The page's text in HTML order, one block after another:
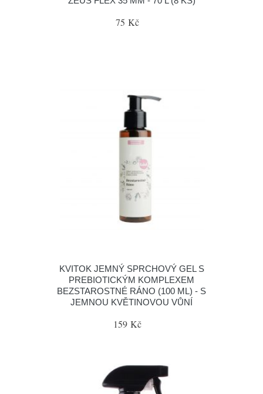
75 Kč
KVITOK JEMNÝ SPRCHOVÝ GEL S
PREBIOTICKÝM KOMPLEXEM
BEZSTAROSTNÉ RÁNO (100 ML) - S
JEMNOU KVĚTINOVOU VŮNÍ
159 Kč